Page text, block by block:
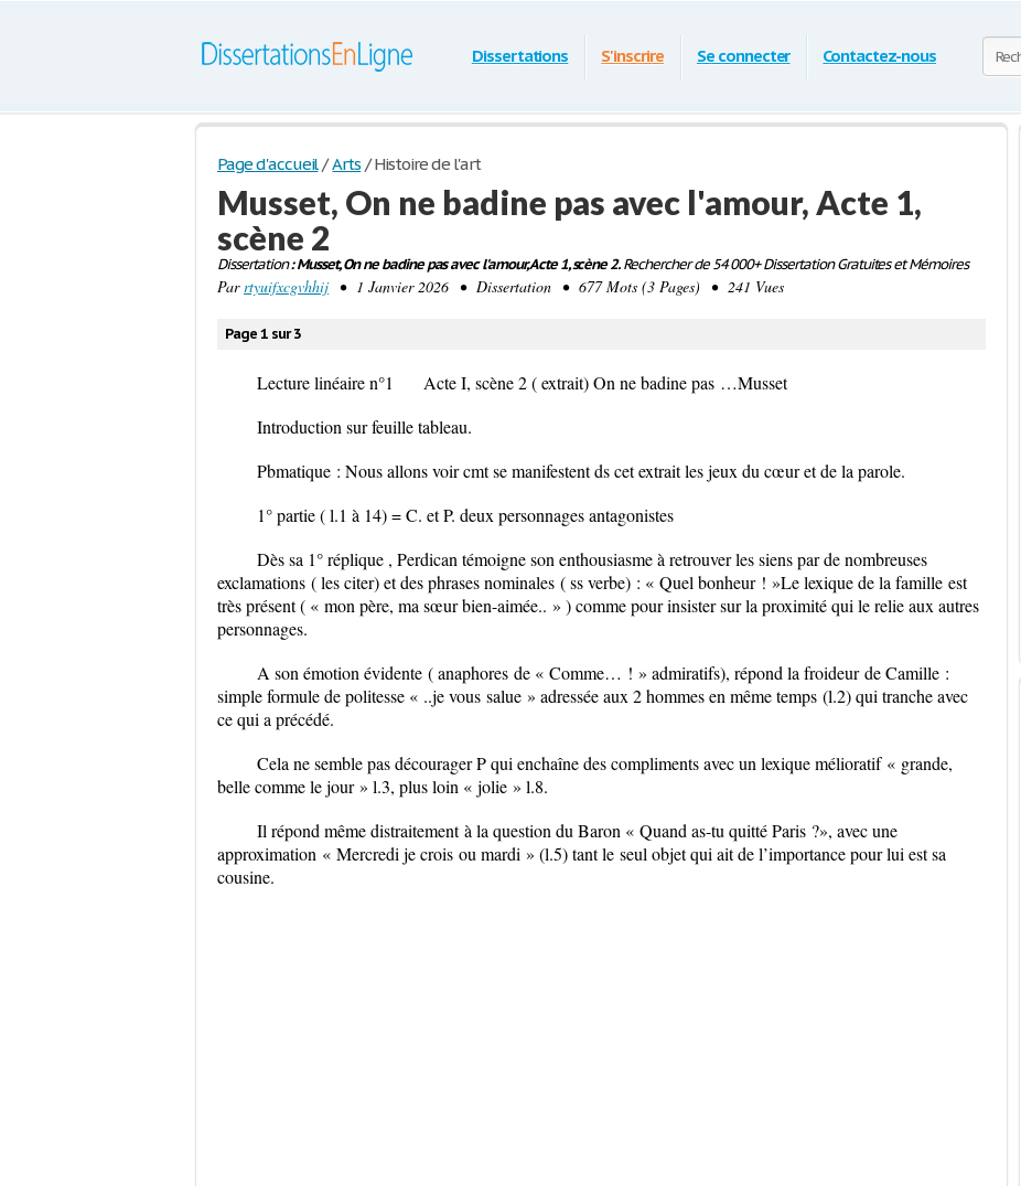
Dissertations S'inscrire Se connecter Contactez-nous
Page d'accueil / Arts /Histoire de l'art
Musset, On ne badine pas avec l'amour, Acte 1,
scène 2
Dissertation: Musset, On ne badine pas avec l'amour, Acte 1, scène 2.Rechercher de 54 000+ Dissertation Gratuites et Mémoires
Parrtyuifxcgvhhij • 1 Janvier 2026 • Dissertation • 677 Mots (3 Pages) • 241 Vues
Page 1 sur 3
Lecture linéaire n°1 Acte I, scène 2 ( extrait)On ne badine pas …Musset
Introduction sur feuille tableau.
Pbmatique : Nous allons voir cmt se manifestent ds cet extrait les jeux du cœur et de la parole.
1° partie ( l.1 à 14) = C. et P. deux personnages antagonistes
Dès sa 1° réplique , Perdican témoigne son enthousiasme à retrouver les siens par denombreuses
exclamations ( les citer) etdes phrases nominales ( ss verbe) : « Quel bonheur ! »Le lexique de la famille est
très présent ( « mon père, ma sœur bien-aimée.. » ) comme pour insister sur la proximité qui le relie aux autres
personnages.
A son émotion évidente ( anaphores de « Comme… ! » admiratifs), répond la froideurde Camille :
simple formule de politesse « ..jevous salue » adresséeaux 2 hommes en même temps (l.2) qui tranche avec
ce qui a précédé.
Cela ne semble pas décourager P qui enchaîne des compliments avec un lexique mélioratif« grande,
belle comme le jour » l.3, plus loin « jolie » l.8.
Il répond mêmedistraitementà la question du Baron « Quand as-tu quitté Paris ?», avec une
approximation « Mercredi je crois ou mardi » (l.5) tant le seul objet qui ait de l’importance pour lui est sa
cousine.